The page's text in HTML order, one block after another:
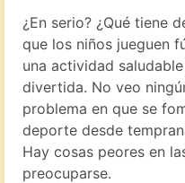
¿En serio? ¿Qué tiene
que los niños jueguen
una actividad
divertida. No veo
problema en que se
deporte desde
Hay cosas peores en
preocuparse.